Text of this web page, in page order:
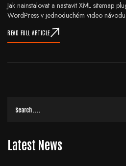
Jak nainstalovat a nastavit XML sitemap
WordPress v jednoduchém video návodu.
READ FULL ARTICLE
Latest News